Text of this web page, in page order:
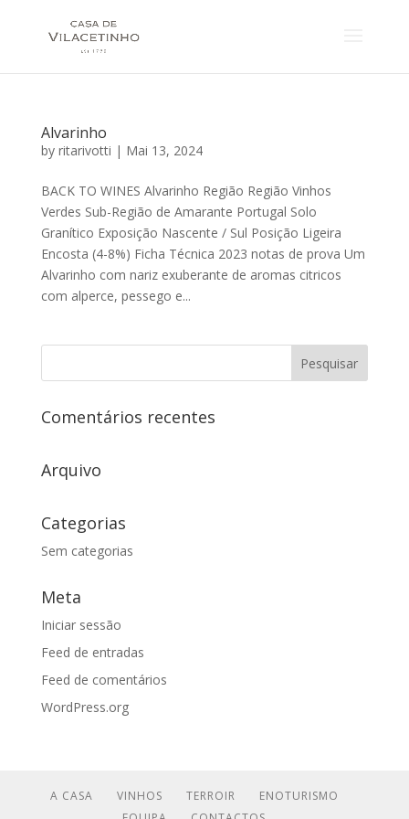
Alvarinho
by ritarivotti | Mai 13, 2024
BACK TO WINES Alvarinho Região Região Vinhos
Verdes Sub-Região de Amarante Portugal Solo
Granítico Exposição Nascente / Sul Posição Ligeira
Encosta (4-8%) Ficha Técnica 2023 notas de prova Um
Alvarinho com nariz exuberante de aromas citricos
com alperce, pessego e...
Comentários recentes
Arquivo
Categorias
Sem categorias
Meta
Iniciar sessão
Feed de entradas
Feed de comentários
WordPress.org
A CASA VINHOS TERROIR
ENOTURISMO